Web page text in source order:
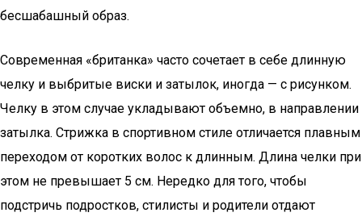
бесшабашный образ.
Современная «британка» часто сочетает в себе длинную
челку и выбритые виски и затылок, иногда — с рисунком.
Челку в этом случае укладывают объемно, в направлении
затылка. Стрижка в спортивном стиле отличается плавным
переходом от коротких волос к длинным. Длина челки при
этом не превышает 5 см. Нередко для того, чтобы
подстричь подростков, стилисты и родители отдают